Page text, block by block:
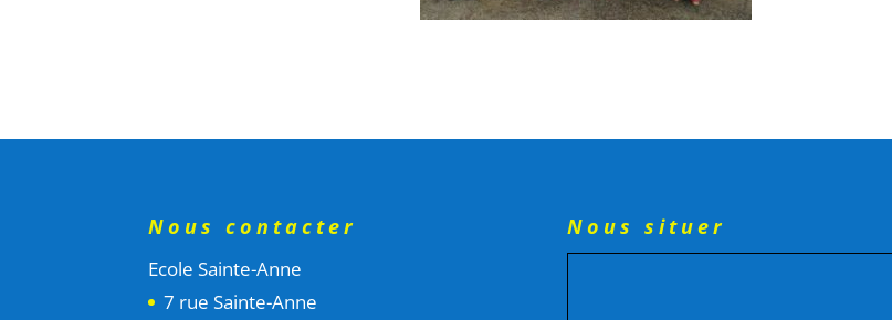
Nous contacter
Ecole Sainte-Anne
7 rue Sainte-Anne
Nous situer